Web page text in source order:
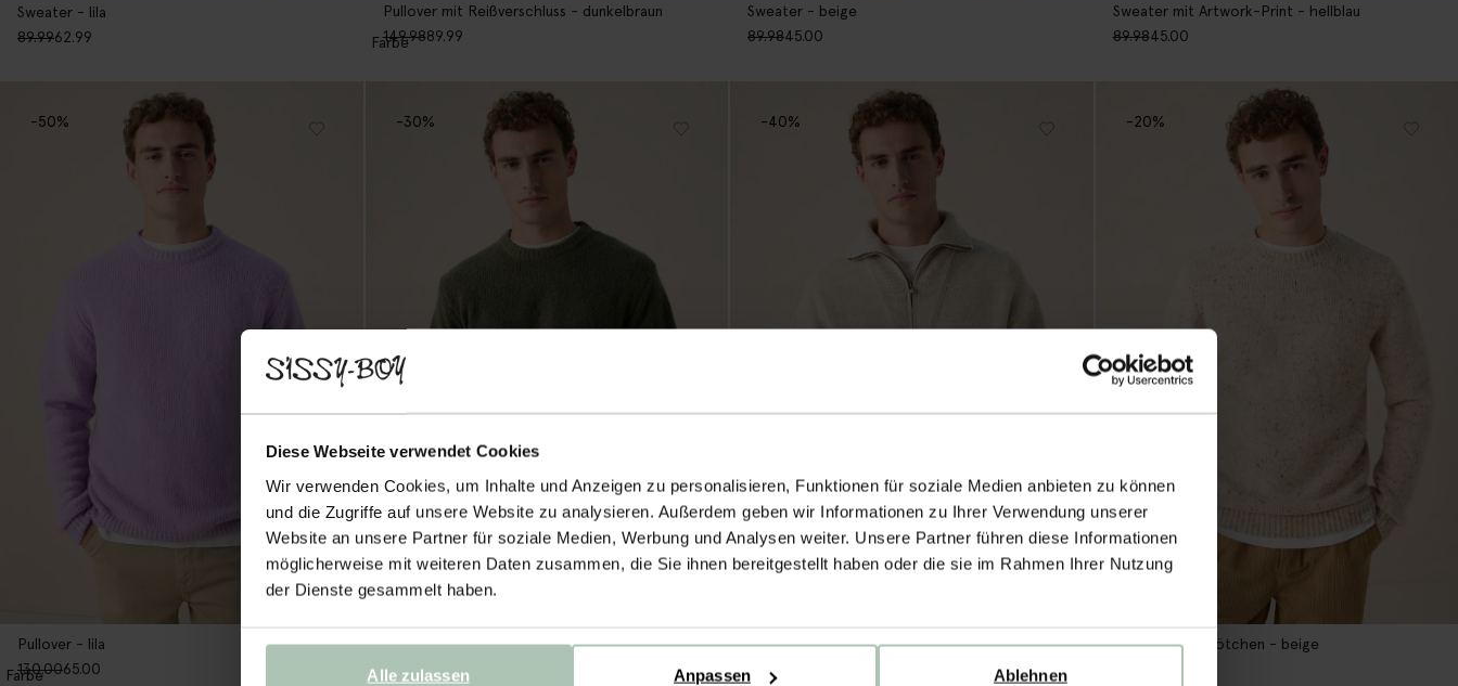
Diese Webseite verwendet Cookies
Wir verwenden Cookies, um Inhalte und Anzeigen zu personalisieren, Funktionen für soziale Medien anbieten zu können
und die Zugriffe auf unsere Website zu analysieren. Außerdem geben wir Informationen zu Ihrer Verwendung unserer
Website an unsere Partner für soziale Medien, Werbung und Analysen weiter. Unsere Partner führen diese Informationen
möglicherweise mit weiteren Daten zusammen, die Sie ihnen bereitgestellt haben oder die sie im Rahmen Ihrer Nutzung
der Dienste gesammelt haben.
Ablehnen
Anpassen
Alle zulassen
Sweater - lila
89.9962.99
Pullover mit Reißverschluss - dunkelbraun
149.9889.99
Farbe
Sweater - beige
89.9845.00
Sweater mit Artwork-Print - hellblau
89.9845.00
Pullover - lila
130.0065.00
-50%
Farbe
Pullover - dunkelgrün
129.9990.99
-30%
Farbe
Pullover mit Reißverschluss - beige
149.98
-40%
1Farbe
Pullover mit Knötchen - beige
-20%